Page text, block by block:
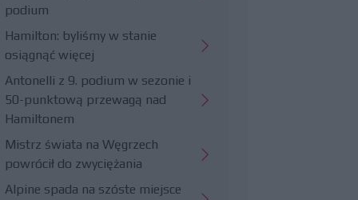
podium
Hamilton: byliśmy w stanie
osiągnąć więcej
Antonelli z 9. podium w sezonie i
50-punktową przewagą nad
Hamiltonem
Mistrz świata na Węgrzech
powrócił do zwyciężania
Alpine spada na szóste miejsce